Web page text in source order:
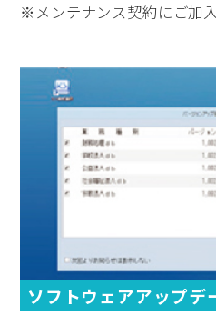
※メンテナンス契約にご加
ソフトウェアアップデ